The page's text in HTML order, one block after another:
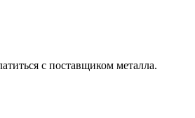
с поставщиком металла.